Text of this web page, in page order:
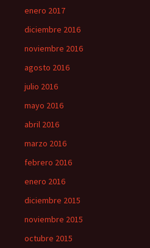
enero 2017
diciembre 2016
noviembre 2016
agosto 2016
julio 2016
mayo 2016
abril 2016
marzo 2016
febrero 2016
enero 2016
diciembre 2015
noviembre 2015
octubre 2015